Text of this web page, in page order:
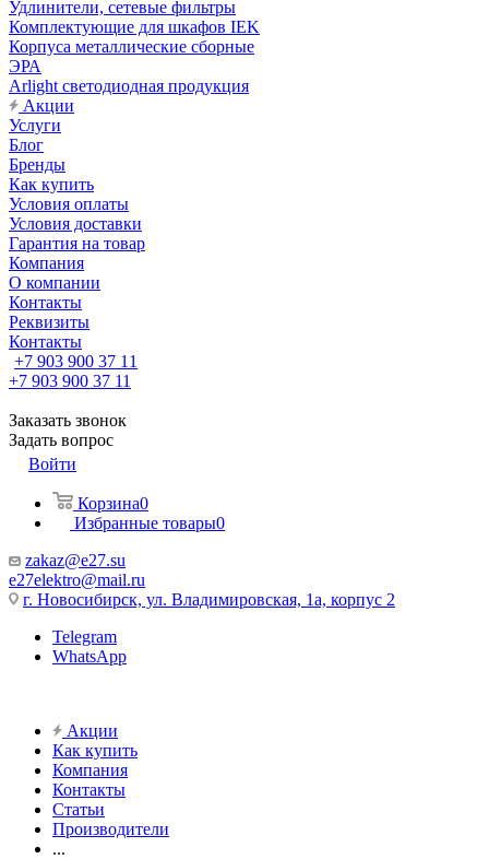
Удлинители, сетевые фильтры
Комплектующие для шкафов IEK
Корпуса металлические сборные
ЭРА
Arlight светодиодная продукция
Акции
Услуги
Блог
Бренды
Как купить
Условия оплаты
Условия доставки
Гарантия на товар
Компания
О компании
Контакты
Реквизиты
Контакты
+7 903 900 37 11
+7 903 900 37 11
Заказать звонок
Задать вопрос
Войти
Корзина0
Избранные товары0
zakaz@e27.su
e27elektro@mail.ru
г. Новосибирск, ул. Владимировская, 1а, корпус 2
Telegram
WhatsApp
Акции
Как купить
Компания
Контакты
Статьи
Производители
...